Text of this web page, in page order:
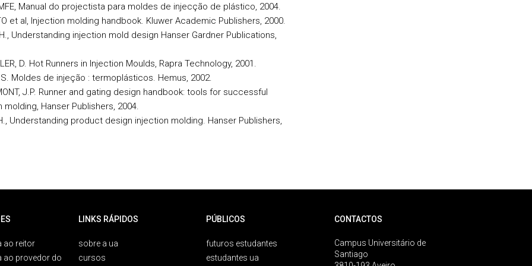
Manual do projectista para moldes de injecção de plástico, 2004.
et al, Injection molding handbook. Kluwer Academic Publishers, 2000.
H., Understanding injection mold design Hanser Gardner Publications,
D. Hot Runners in Injection Moulds, Rapra Technology, 2001.
S. Moldes de injeção : termoplásticos. Hemus, 2002.
J.P. Runner and gating design handbook: tools for successful
molding, Hanser Publishers, 2004.
H., Understanding product design injection molding. Hanser Publishers,
ao reitor
ao provedor do
LINKS RÁPIDOS
sobre a ua
cursos
PÚBLICOS
futuros estudantes
estudantes ua
CONTACTOS
Campus Universitário de
Santiago